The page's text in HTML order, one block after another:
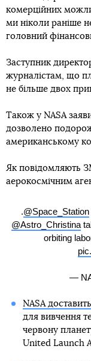
комерційних
ми ніколи раніше
головний
Заступник
журналістам, що
не більше двох
Також у NASA
дозволено
американському
Як повідомляють
аерокосмічним
.@Space_Station
@Astro_Christina
orbiting
—
NASA
для вивчення
червону
United Launch